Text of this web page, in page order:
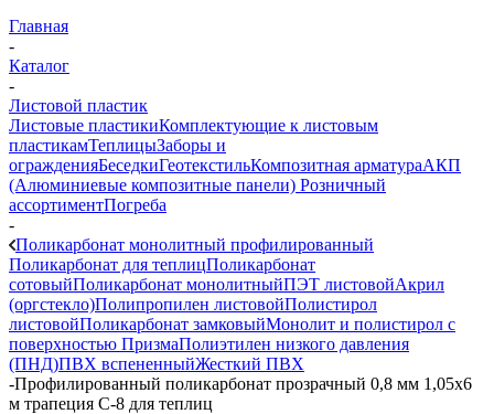
Главная
-
Каталог
-
Листовой пластик
Листовые пластикиКомплектующие к листовым
пластикамТеплицыЗаборы и
огражденияБеседкиГеотекстильКомпозитная арматураАКП
(Алюминиевые композитные панели) Розничный
ассортиментПогреба
-
Поликарбонат монолитный профилированный
Поликарбонат для теплицПоликарбонат
сотовыйПоликарбонат монолитныйПЭТ листовойАкрил
(оргстекло)Полипропилен листовойПолистирол
листовойПоликарбонат замковыйМонолит и полистирол с
поверхностью ПризмаПолиэтилен низкого давления
(ПНД)ПВХ вспененныйЖесткий ПВХ
-Профилированный поликарбонат прозрачный 0,8 мм 1,05х6
м трапеция С-8 для теплиц